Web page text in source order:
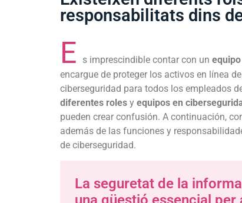
responsabilitats dins
E s imprescindible contar con un
encargue de proteger los activos en línea
ciberseguridad para todos los empleados
diferentes roles y equipos en
pueden crear confusión. A continuación,
además de las funciones y
de ciberseguridad.
La seguretat de la